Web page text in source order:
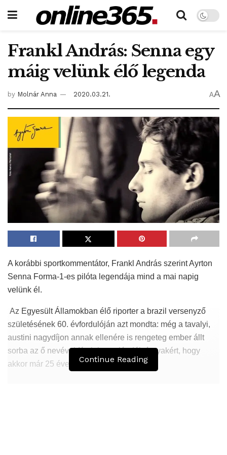
Frankl András: Senna egy
máig velünk élő legenda
by Molnár Anna 2020.03.21. AA
A korábbi sportkommentátor, Frankl András szerint Ayrton
Senna Forma-1-es pilóta legendája mind a mai napig
velünk él.
Az Egyesült Államokban élő riporter a brazil versenyző
születésének 60. évfordulóján azt mondta: még a tavalyi,
austini nagydíjon annak ellenére is rengeteg ember állt
sorba az ő nevével fémjelzett ajándéktárgyakért, hogy
akkor már 25 éve meghalt.Continue Reading